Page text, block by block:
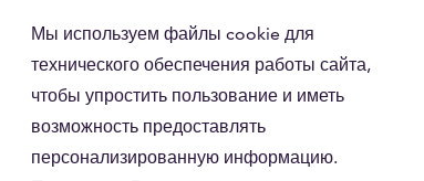
Мы используем файлы cookie для
технического обеспечения работы сайта,
чтобы упростить пользование и иметь
возможность предоставлять
персонализированную информацию.